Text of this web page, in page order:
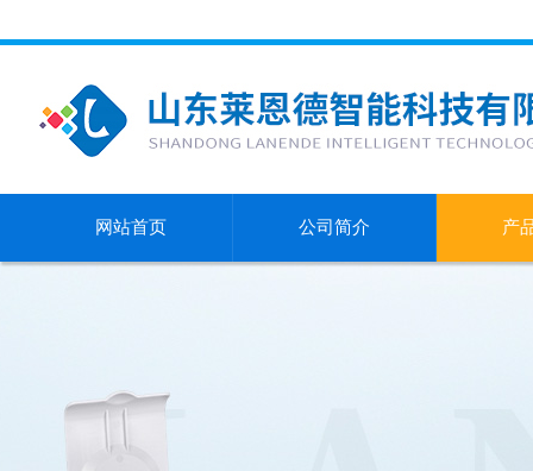
网站首页 公司简介 产